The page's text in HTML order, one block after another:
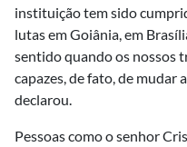
instituição tem sido
lutas em Goiânia, em
sentido quando os nossos
capazes, de fato, de mudar
declarou.
Pessoas como o senhor